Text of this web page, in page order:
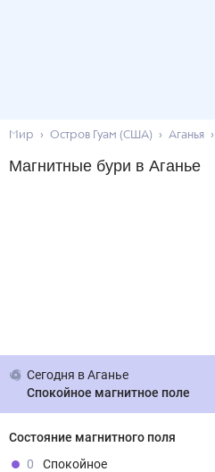
Мир Остров Гуам (США) Аганья
Магнитные бури в Аганье
Сегодня в Аганье
Спокойное магнитное поле
Состояние магнитного поля
0
Спокойное